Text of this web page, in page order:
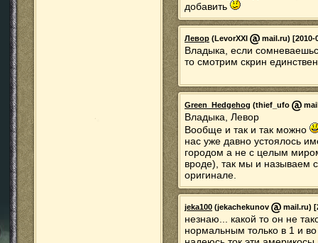
добавить
Левор (LevorXXI mail.ru) [2010-
Владыка, если
то смотрим скрин
Green_Hedgehog (thief_ufo
Владыка, Левор
Вообще и так и так можно
нас уже давно устоялось
городом а не с целым
вроде), так мы и называем
оригинале.
jeka100 (jekachekunov mail.ru)
незнаю... какой то он не
нормальным только в 1 и